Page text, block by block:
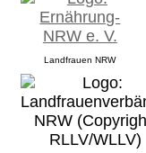
Landfrauen NRW